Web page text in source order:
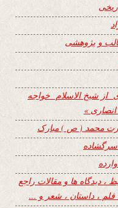
و پژوهشی
از شیخ الاسلام خواجه
انصاری »
محمد ( ص ) مبارک
سرگشاده
، دیدگاه ها و مقالات راجع
فلم ، داستان ، شعر و …